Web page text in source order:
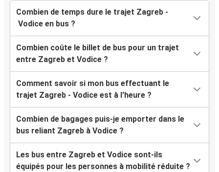
Combien de temps dure le trajet Zagreb -
Vodice en bus ?
Combien coûte le billet de bus pour un trajet
entre Zagreb et Vodice ?
Comment savoir si mon bus effectuant le
trajet Zagreb - Vodice est à l'heure ?
Combien de bagages puis-je emporter dans le
bus reliant Zagreb à Vodice ?
Les bus entre Zagreb et Vodice sont-ils
équipés pour les personnes à mobilité réduite ?